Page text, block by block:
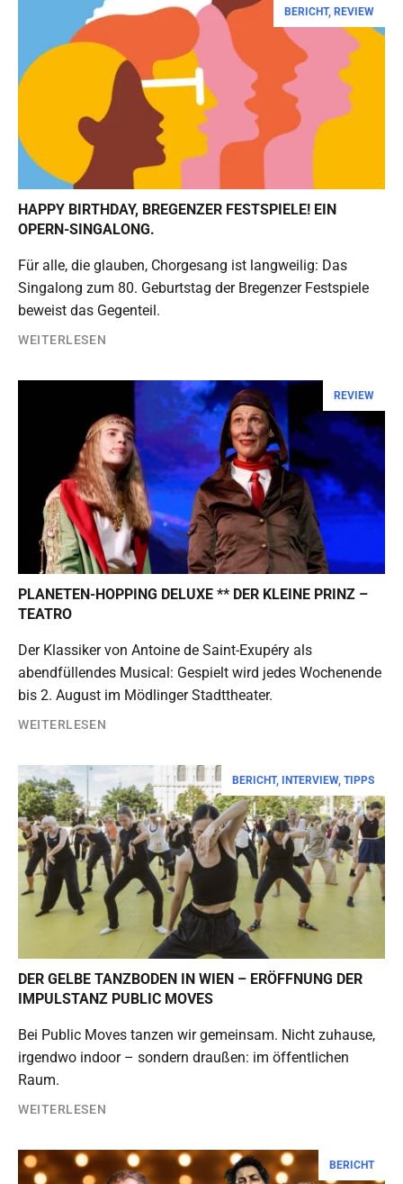
BERICHT, REVIEW
HAPPY BIRTHDAY, BREGENZER FESTSPIELE! EIN
OPERN-SINGALONG.
Für alle, die glauben, Chorgesang ist langweilig: Das
Singalong zum 80. Geburtstag der Bregenzer Festspiele
beweist das Gegenteil.
WEITERLESEN
REVIEW
PLANETEN-HOPPING DELUXE ** DER KLEINE PRINZ –
TEATRO
Der Klassiker von Antoine de Saint-Exupéry als
abendfüllendes Musical: Gespielt wird jedes Wochenende
bis 2. August im Mödlinger Stadttheater.
WEITERLESEN
BERICHT, INTERVIEW, TIPPS
DER GELBE TANZBODEN IN WIEN – ERÖFFNUNG DER
IMPULSTANZ PUBLIC MOVES
Bei Public Moves tanzen wir gemeinsam. Nicht zuhause,
irgendwo indoor – sondern draußen: im öffentlichen
Raum.
WEITERLESEN
BERICHT